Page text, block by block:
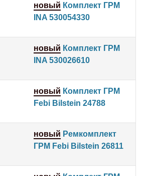
новый Комплект ГРМ
INA 530054330
новый Комплект ГРМ
INA 530026610
новый Комплект ГРМ
Febi Bilstein 24788
новый Ремкомплект
ГРМ Febi Bilstein 26811